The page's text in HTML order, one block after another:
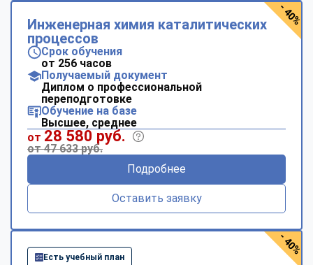
Инженерная химия каталитических
процессов
Срок обучения
от 256 часов
Получаемый документ
Диплом о профессиональной
переподготовке
Обучение на базе
Высшее, среднее
от 28 580 руб.
от 47 633 руб.
Подробнее
Оставить заявку
- 40%
Есть учебный план
- 40%